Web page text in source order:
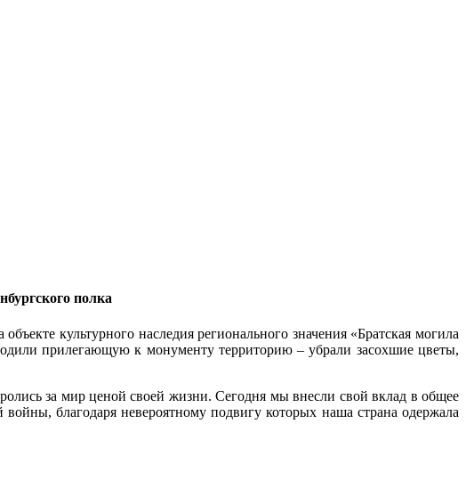
полка
культурного наследия регионального значения «Братская могила
прилегающую к монументу территорию – убрали засохшие цветы,
за мир ценой своей жизни. Сегодня мы внесли свой вклад в общее
благодаря невероятному подвигу которых наша страна одержала